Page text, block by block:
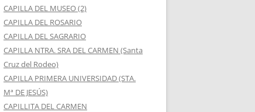
CAPILLA DEL MUSEO (2)
CAPILLA DEL ROSARIO
CAPILLA DEL SAGRARIO
CAPILLA NTRA. SRA DEL CARMEN (Santa
Cruz del Rodeo)
CAPILLA PRIMERA UNIVERSIDAD (STA.
Mª DE JESÚS)
CAPILLITA DEL CARMEN